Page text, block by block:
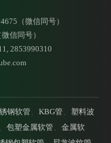
（微信同号）
信同号）
2853990310
钢软管、 KBG管、 塑料波
、 包塑金属软管、 金属软